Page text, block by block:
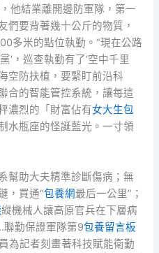
他結業離開邊防軍隊，第一
們要背著幾十公斤的物質，
多米的點位執勤。“現在公路
’，巡查執勤有了‘空中千里
空防扶植，要緊盯前沿科
合的智能管控系統，讓每這
濃烈的「財富佔有女大生包
水瓶座的怪誕藍光。一寸領
幫助大夫精準診斷傷病；無
，買通“包養網最后一公里”；
縱機械人讓高原官兵在下層病
勤保證軍隊第9包養留言板
為記者刻畫著科技賦能衛勤